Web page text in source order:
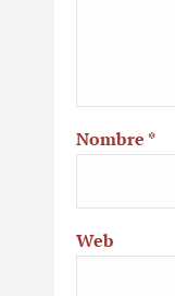
Nombre *
Web